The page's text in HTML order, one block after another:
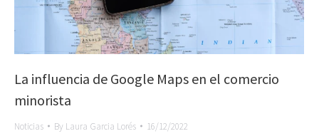
La influencia de Google Maps en el comercio
minorista
Noticias By Laura Garcia Lorés 16/12/2022